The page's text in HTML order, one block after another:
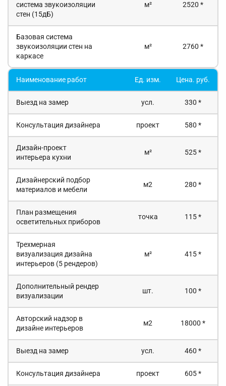
система звукоизоляции
стен (15дБ)
м² 2520 *
Базовая система
звукоизоляции стен на
каркасе
м² 2760 *
Наименование работ Ед. изм. Цена. руб.
Выезд на замер усл. 330 *
Консультация дизайнера проект 580 *
Дизайн-проект
интерьера кухни
м² 525 *
Дизайнерский подбор
материалов и мебели
м2 280 *
План размещения
осветительных приборов
точка 115 *
Трехмерная
визуализация дизайна
интерьеров (5 рендеров)
м² 415 *
Дополнительный рендер
визуализации
шт. 100 *
Авторский надзор в
дизайне интерьеров
м2 18000 *
Выезд на замер усл. 460 *
Консультация дизайнера проект 605 *